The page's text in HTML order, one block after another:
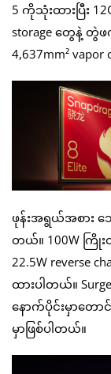
5 ကိုသုံးထားပြီး
storage တွေနဲ့
4,637mm²
ဖုန်းအရွယ်အစား သ
တယ်။ 100W ကြိုး
22.5W reverse
ထားပါတယ်။
နောက်ပိုင်းမှာတေ
မှာဖြစ်ပါတယ်။